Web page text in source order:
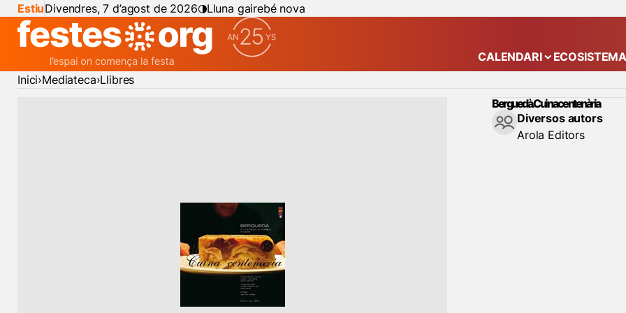
EstiuDivendres, 7 d’agost de 2026 Lluna gairebé nova
CALENDARI Mostra el
ECOSISTEMA
Inici Mediateca Llibres
Berguedà. Cuina centenària
Diversos autors
Arola Editors